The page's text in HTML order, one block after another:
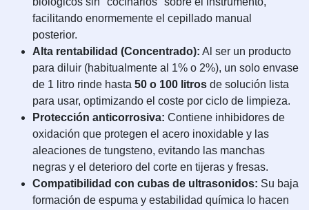
facilitando enormemente el cepillado manual
posterior.
Alta rentabilidad (Concentrado): Al ser un producto
para diluir (habitualmente al 1% o 2%), un solo envase
de 1 litro rinde hasta 50 o 100 litros de solución lista
para usar, optimizando el coste por ciclo de limpieza.
Protección anticorrosiva: Contiene inhibidores de
oxidación que protegen el acero inoxidable y las
aleaciones de tungsteno, evitando las manchas
negras y el deterioro del corte en tijeras y fresas.
Compatibilidad con cubas de ultrasonidos: Su baja
formación de espuma y estabilidad química lo hacen